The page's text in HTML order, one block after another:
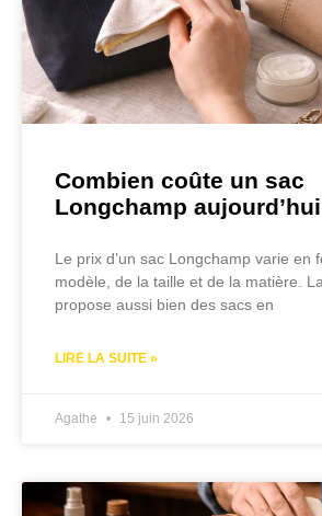
Combien coûte un sac
Longchamp
Le prix d’un sac Longchamp varie en
modèle, de la taille et de la matière.
propose aussi bien des sacs en
LIRE LA SUITE »
Agathe 15 juin 2026